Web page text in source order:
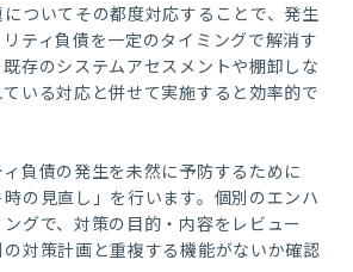
ついてその都度対応することで、発生
ティ負債を一定のタイミングで解消す
存のシステムアセスメントや棚卸しな
いる対応と併せて実施すると効率的で
負債の発生を未然に予防するために
時の見直し」を行います。個別のエンハ
グで、対策の目的・内容をレビュー
対策計画と重複する機能がないか確認